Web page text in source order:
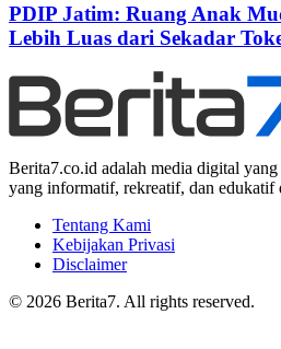
PDIP Jatim: Ruang Anak
Lebih Luas dari Sekadar
Berita7.co.id adalah media digital
yang informatif, rekreatif, dan edukatif
Tentang Kami
Kebijakan Privasi
Disclaimer
© 2026 Berita7. All rights reserved.